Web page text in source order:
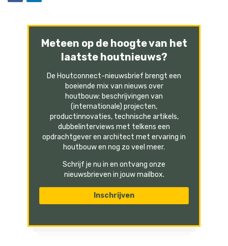
Meteen op de hoogte van het
laatste houtnieuws?
De Houtconnect-nieuwsbrief brengt een
boeiende mix van nieuws over
houtbouw: beschrijvingen van
(internationale) projecten,
productinnovaties, technische artikels,
dubbelinterviews met telkens een
opdrachtgever en architect met ervaring in
houtbouw en nog zo veel meer.
Schrijf je nu in en ontvang onze
nieuwsbrieven in jouw mailbox.